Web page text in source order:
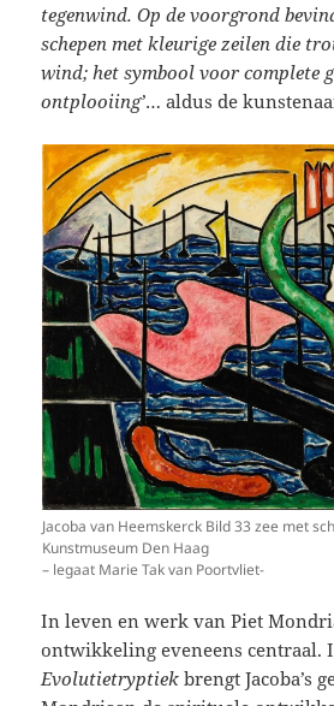
tegenwind. Op de voorgrond
schepen met kleurige zeilen die
wind; het symbool voor complete
ontplooiing’… aldus de
Jacoba van Heemskerck Bild 33 zee met
Kunstmuseum Den Haag
– legaat Marie Tak van Poortvliet-
In leven en werk van Piet
ontwikkeling eveneens centraal.
Evolutietryptiek brengt Jacoba’s